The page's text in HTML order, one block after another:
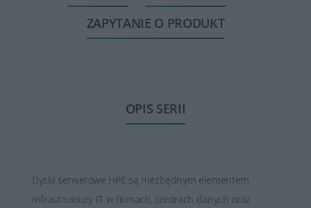
ZAPYTANIE O PRODUKT
OPIS SERII
Dyski serwerowe HPE są niezbędnym elementem
infrastruktury IT w firmach, centrach danych oraz